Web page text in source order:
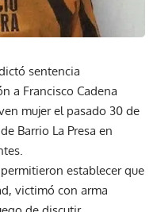
sentencia
a Francisco Cadena
mujer el pasado 30 de
Barrio La Presa en
establecer que
victimó con arma